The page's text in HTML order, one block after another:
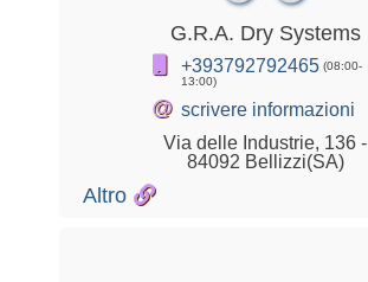
G.R.A. Dry Systems
+393792792465 (08:00-
13:00)
@ scrivere informazioni
Via delle Industrie, 136 -
84092 Bellizzi(SA)
Altro